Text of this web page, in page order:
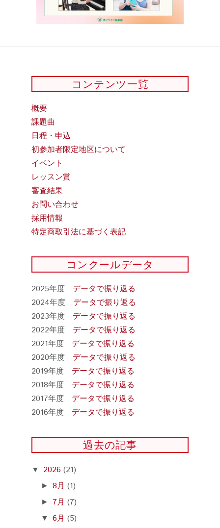
コンテンツ一覧
概要
課題曲
日程・申込
初参加者限定地区について
イベント
レッスン賞
審査結果
お問い合わせ
採用情報
特定商取引法に基づく表記
コンクールデータ
2025年度 データで振り返る
2024年度 データで振り返る
2023年度 データで振り返る
2022年度 データで振り返る
2021年度 データで振り返る
2020年度 データで振り返る
2019年度 データで振り返る
2018年度 データで振り返る
2017年度 データで振り返る
2016年度 データで振り返る
過去の記事
▼ 2026 (21)
►8月(1)
► 7月(7)
▼6月(5)